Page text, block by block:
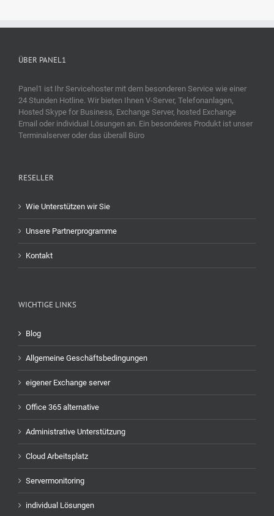
ÜBER PANEL1
Panel1 ist Ihr Servicehoster mit dem besonderen Service wie einer
24 Stunden Hotline. Wir bieten Ihnen V-Server, Telefonanlagen,
Hosted Skype for Business, Exchange Server, hosted Exchange
Email oder individual Lösungen an. Ein besonderes Produkt ist unser
Terminalserver oder das überall Büro
RESELLER
Wie Unterstützen wir Sie
Unsere Partnerprogramme
Kontakt
WICHTIGE LINKS
Blog
Allgemeine Geschäftsbedingungen
eigener Exchange server
Office 365 alternative
Administrative Unterstützung
Cloud Arbeitsplatz
Servermonitoring
individual Lösungen